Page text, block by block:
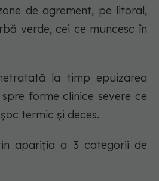
de agrement, pe litoral,
verde, cei ce muncesc în
la timp epuizarea
forme clinice severe ce
termic și deces.
apariția a 3 categorii de